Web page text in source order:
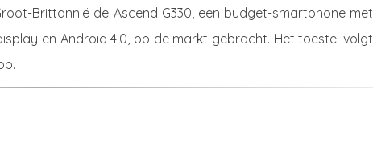
Brittannië de Ascend G330, een budget-smartphone met
en Android 4.0, op de markt gebracht. Het toestel volgt